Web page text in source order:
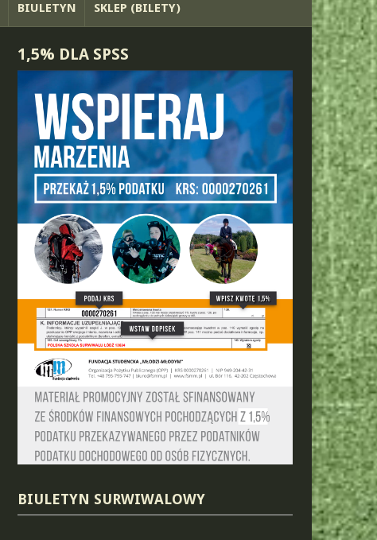
BIULETYN SKLEP (BILETY)
1,5% DLA SPSS
BIULETYN SURWIWALOWY